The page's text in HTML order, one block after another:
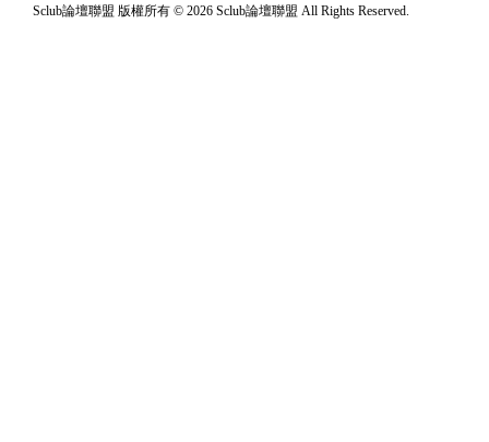
Sclub論壇聯盟 版權所有 © 2026 Sclub論壇聯盟 All Rights Reserved.